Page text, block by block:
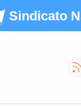
Sindicato